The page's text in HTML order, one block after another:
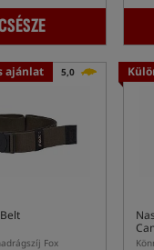
ajánlat 5,0
Fox